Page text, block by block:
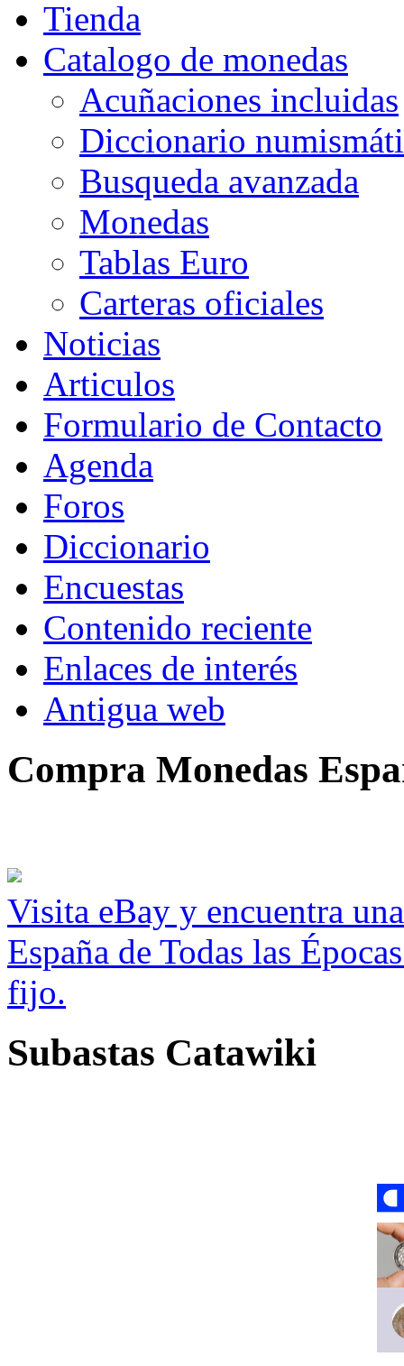
Tienda
Catalogo de monedas
Acuñaciones incluidas
Diccionario
Busqueda avanzada
Monedas
Tablas Euro
Carteras oficiales
Noticias
Articulos
Formulario de Contacto
Agenda
Foros
Diccionario
Encuestas
Contenido reciente
Enlaces de interés
Antigua web
Compra Monedas
Visita eBay y encuentra
España de Todas las
fijo.
Subastas Catawiki